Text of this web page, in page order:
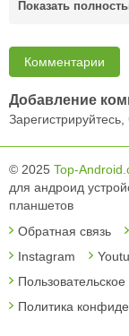
Показать
Комментарии
Добавление
© 2025 Top-
для андроид
планшетов
Обратная связь
Instagram
Политика